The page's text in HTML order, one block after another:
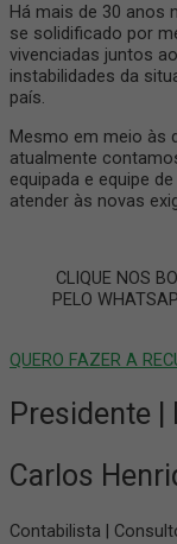
Há mais de 30 anos
se solidificado por
vivenciadas juntos
instabilidades da
país.
Mesmo em meio às
atualmente
equipada e equipe
atender às novas
CLIQUE NOS
PELO
QUERO FAZER A
Presidente |
Carlos
Contabilista |